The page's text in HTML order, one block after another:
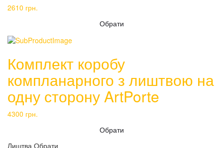
2610 грн.
Обрати
Комплект коробу
компланарного з лиштвою на
одну сторону ArtPorte
4300 грн.
Обрати
Лиштва Обрати